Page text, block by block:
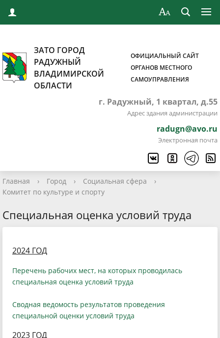
ЗАТО ГОРОД
РАДУЖНЫЙ
ВЛАДИМИРСКОЙ
ОБЛАСТИ
ОФИЦИАЛЬНЫЙ САЙТ
ОРГАНОВ МЕСТНОГО
САМОУПРАВЛЕНИЯ
г. Радужный, 1 квартал, д.55
Адрес здания администрации
radugn@avo.ru
Электронная почта
Главная › Город › Социальная сфера
›
Комитет по культуре и спорту
Специальная оценка условий труда
2024 ГОД
Перечень рабочих мест, на которых проводилась
специальная оценка условий труда
Сводная ведомость результатов проведения
специальной оценки условий труда
2023 ГОД